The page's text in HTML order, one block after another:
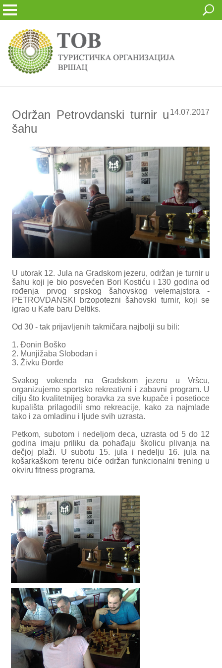
Održan Petrovdanski turnir u
šahu
14.07.2017
U utorak 12. Jula na Gradskom jezeru, održan je turnir u
šahu koji je bio posvećen Bori Kostiću i 130 godina od
rođenja prvog srpskog šahovskog velemajstora -
PETROVDANSKI brzopotezni šahovski turnir, koji se
igrao u Kafe baru Deltiks.
Od 30 - tak prijavljenih takmičara najbolji su bili:
1. Đonin Boško
2. Munjižaba Slobodan i
3. Živku Đorđe
Svakog vokenda na Gradskom jezeru u Vršcu,
organizujemo sportsko rekreativni i zabavni program. U
cilju što kvalitetnijeg boravka za sve kupače i posetioce
kupališta prilagodili smo rekreacije, kako za najmlađe
tako i za omladinu i ljude svih uzrasta.
Petkom, subotom i nedeljom deca, uzrasta od 5 do 12
godina imaju priliku da pohađaju školicu plivanja na
dečjoj plaži. U subotu 15. jula i nedelju 16. jula na
košarkaškom terenu biće održan funkcionalni trening u
okviru fitness programa.